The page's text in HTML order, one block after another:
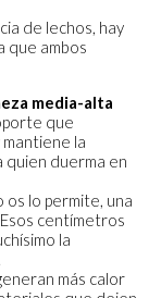
de lechos, hay
que ambos
media-alta
que
la
quien duerma en
os lo permite, una
centímetros
la
más calor